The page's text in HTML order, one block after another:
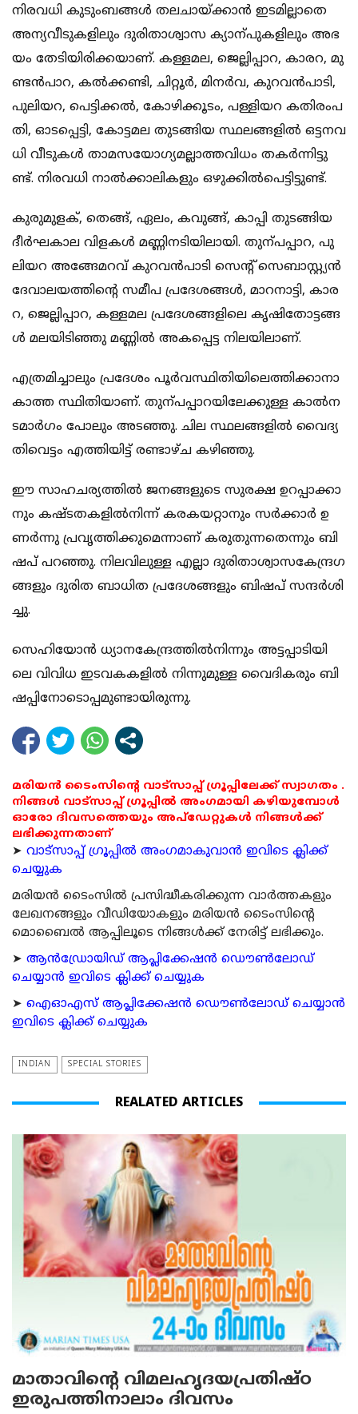
നി​ര​വ​ധി കു​ടും​ബ​ങ്ങ​ൾ ത​ല​ചാ​യ്ക്കാ​ൻ ഇ​ട​മി​ല്ലാ​തെ
അ​ന്യ​വീ​ടു​ക​ളി​ലും ദു​രി​താ​ശ്വാ​സ ക്യാ​ന്പു​ക​ളി​ലും അ​ഭ​
യം തേ​ടി​യി​രി​ക്ക​യാ​ണ്. ക​ള്ള​മ​ല, ജെ​ല്ലി​പ്പാ​റ, കാ​ര​റ, മു​
ണ്ട​ൻ​പാ​റ, ക​ൽ​ക്ക​ണ്ടി, ചി​റ്റൂ​ർ, മി​ന​ർ​വ, കു​റ​വ​ൻ​പാ​ടി,
പു​ലി​യ​റ, പെ​ട്ടി​ക്ക​ൽ, കോ​ഴി​ക്കൂ​ടം, പ​ള്ളി​യ​റ ക​തി​രം​പ​
തി, ഓ​ട​പ്പെ​ട്ടി, കോ​ട്ട​മ​ല തു​ട​ങ്ങി​യ സ്ഥ​ല​ങ്ങ​ളി​ൽ ഒ​ട്ട​ന​വ​
ധി വീ​ടു​ക​ൾ താ​മ​സ​യോ​ഗ്യ​മ​ല്ലാ​ത്ത​വി​ധം ത​ക​ർ​ന്നി​ട്ടു​
ണ്ട്. നി​ര​വ​ധി നാ​ൽ​ക്കാ​ലി​ക​ളും ഒ​ഴു​ക്കി​ൽ​പെ​ട്ടി​ട്ടു​ണ്ട്.
കു​രു​മു​ള​ക്, തെ​ങ്ങ്, ഏ​ലം, ക​വു​ങ്ങ്, കാ​പ്പി തു​ട​ങ്ങി​യ
ദീ​ർ​ഘ​കാ​ല വി​ള​ക​ൾ മ​ണ്ണി​ന​ടി​യി​ലാ​യി. തു​ന്പ​പ്പാ​റ, പു​
ലി​യ​റ അ​ങ്ങേ​മ​റ​വ് കു​റ​വ​ൻ​പാ​ടി സെ​ന്‍റ് സെ​ബാ​സ്റ്റ്യ​ൻ
ദേ​വാ​ല​യ​ത്തി​ന്‍റെ സ​മീ​പ പ്ര​ദേ​ശ​ങ്ങ​ൾ, മാ​റ​നാ​ട്ടി, കാ​ര​
റ, ജെ​ല്ലി​പ്പാ​റ, ക​ള്ള​മ​ല പ്ര​ദേ​ശ​ങ്ങ​ളി​ലെ കൃ​ഷി​തോ​ട്ട​ങ്ങ​
ൾ മ​ല​യി​ടി​ഞ്ഞു മ​ണ്ണി​ൽ അ​ക​പ്പെ​ട്ട നി​ല​യി​ലാ​ണ്.
എ​ത്ര​മി​ച്ചാ​ലും പ്ര​ദേ​ശം പൂ​ർ​വ​സ്ഥി​തി​യി​ലെ​ത്തി​ക്കാ​നാ​
കാ​ത്ത സ്ഥി​തി​യാ​ണ്. തു​ന്പ​പ്പാ​റ​യി​ലേ​ക്കു​ള്ള കാ​ൽ​ന​
ട​മാ​ർ​ഗം പോ​ലും അ​ട​ഞ്ഞു. ചി​ല സ്ഥ​ല​ങ്ങ​ളി​ൽ വൈ​ദ്യ​
തി​വെ​ട്ടം എ​ത്തി​യി​ട്ട് ര​ണ്ടാ​ഴ്ച ക​ഴി​ഞ്ഞു.
ഈ ​സാ​ഹ​ച​ര്യ​ത്തി​ൽ ജ​ന​ങ്ങ​ളു​ടെ സു​ര​ക്ഷ ഉ​റ​പ്പാ​ക്കാ​
നും ക​ഷ്ട​ത​ക​ളി​ൽ​നി​ന്ന് ക​ര​ക​യ​റ്റാ​നും സ​ർ​ക്കാ​ർ ഉ​
ണ​ർ​ന്നു പ്ര​വൃ​ത്തി​ക്കു​മെ​ന്നാ​ണ് ക​രു​തു​ന്ന​തെ​ന്നും ബി​
ഷ​പ് പ​റ​ഞ്ഞു. നി​ല​വി​ലു​ള്ള എ​ല്ലാ ദു​രി​താ​ശ്വാ​സ​കേ​ന്ദ്ര​ഗ​
ങ്ങ​ളും ദു​രി​ത ബാ​ധി​ത പ്ര​ദേ​ശ​ങ്ങ​ളും ബി​ഷ​പ് സ​ന്ദ​ർ​ശി​
ച്ചു.
സെ​ഹി​യോ​ൻ ധ്യാ​ന​കേ​ന്ദ്ര​ത്തി​ൽ​നി​ന്നും അ​ട്ട​പ്പാ​ടി​യി​
ലെ വി​വി​ധ ഇ​ട​വ​ക​ക​ളി​ൽ നി​ന്നു​മു​ള്ള വൈ​ദി​ക​രും ബി​
ഷ​പ്പി​നോ​ടൊ​പ്പ​മു​ണ്ടാ​യി​രു​ന്നു.
മരിയൻ ടൈംസിന്റെ വാട്സാപ്പ് ഗ്രൂപ്പിലേക്ക് സ്വാഗതം .
നിങ്ങൾ വാട്സാപ്പ് ഗ്രൂപ്പിൽ അംഗമായി കഴിയുമ്പോൾ
ഓരോ ദിവസത്തെയും അപ്ഡേറ്റുകൾ നിങ്ങൾക്ക്
ലഭിക്കുന്നതാണ്
➤ വാട്സാപ്പ് ഗ്രൂപ്പിൽ അംഗമാകുവാൻ ഇവിടെ ക്ലിക്ക്
ചെയ്യുക
മരിയന്‍ ടൈംസില്‍ പ്രസിദ്ധീകരിക്കുന്ന വാര്‍ത്തകളും
ലേഖനങ്ങളും വീഡിയോകളും മരിയന്‍ ടൈംസിന്റെ
മൊബൈല്‍ ആപ്പിലൂടെ നിങ്ങള്‍ക്ക് നേരിട്ട് ലഭിക്കും.
➤ ആന്‍ഡ്രോയിഡ് ആപ്ലിക്കേഷന്‍ ഡൌണ്‍ലോഡ്
ചെയ്യാന്‍ ഇവിടെ ക്ലിക്ക് ചെയ്യുക
➤ ഐഓഎസ് ആപ്ലിക്കേഷന്‍ ഡൌണ്‍ലോഡ് ചെയ്യാന്‍
ഇവിടെ ക്ലിക്ക് ചെയ്യുക
INDIAN SPECIAL STORIES
REALATED ARTICLES
മാതാവിന്റെ വിമലഹൃദയപ്രതിഷ്ഠ
ഇരുപത്തിനാലാം ദിവസം